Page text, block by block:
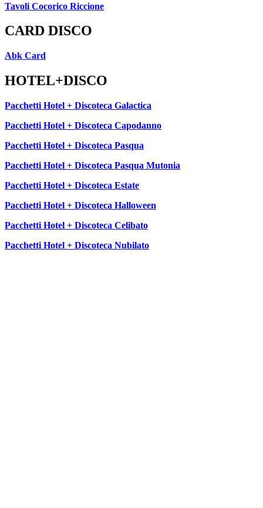
Tavoli Cocorico Riccione
CARD DISCO
Abk Card
HOTEL+DISCO
Pacchetti Hotel + Discoteca Galactica
Pacchetti Hotel + Discoteca Capodanno
Pacchetti Hotel + Discoteca Pasqua
Pacchetti Hotel + Discoteca Pasqua Mutonia
Pacchetti Hotel + Discoteca Estate
Pacchetti Hotel + Discoteca Halloween
Pacchetti Hotel + Discoteca Celibato
Pacchetti Hotel + Discoteca Nubilato